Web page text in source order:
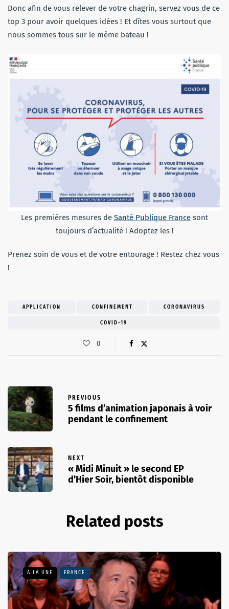
Donc afin de vous relever de votre chagrin, servez vous de ce
top 3 pour avoir quelques idées ! Et dîtes vous surtout que
nous sommes tous sur le même bateau !
Les premières mesures de Santé Publique France sont
toujours d’actualité ! Adoptez les !
Prenez soin de vous et de votre entourage ! Restez chez vous
!
APPLICATION CONFINEMENT CORONAVIRUS
COVID-19
0
PREVIOUS
5 films d’animation japonais à voir
pendant le confinement
NEXT
« Midi Minuit » le second EP
d’Hier Soir, bientôt disponible
Related posts
A LA UNE FRANCE